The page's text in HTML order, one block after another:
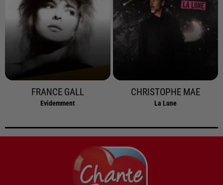
FRANCE GALL
Evidemment
CHRISTOPHE MAE
La Lune